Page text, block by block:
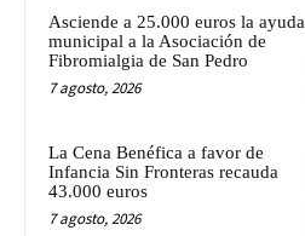
Asciende a 25.000 euros la ayuda
municipal a la Asociación de
Fibromialgia de San Pedro
7 agosto, 2026
La Cena Benéfica a favor de
Infancia Sin Fronteras recauda
43.000 euros
7 agosto, 2026